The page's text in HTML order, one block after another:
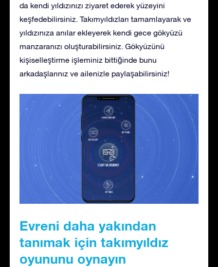
da kendi yıldızınızı ziyaret ederek yüzeyini
keşfedebilirsiniz. Takımyıldızları tamamlayarak ve
yıldızınıza anılar ekleyerek kendi gece gökyüzü
manzaranızı oluşturabilirsiniz. Gökyüzünü
kişiselleştirme işleminiz bittiğinde bunu
arkadaşlarınız ve ailenizle paylaşabilirsiniz!
Evreni daha yakından
tanımak için takımyıldız
oyununu oynayın